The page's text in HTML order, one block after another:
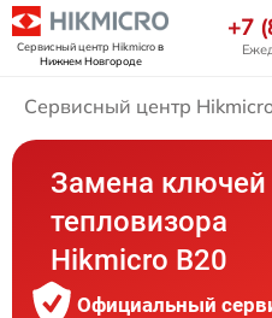
Сервисный центр Hikmicroв
Нижнем Новгороде
+7
Сервисный центр
Замена ключей
тепловизора
Hikmicro B20
Официальный